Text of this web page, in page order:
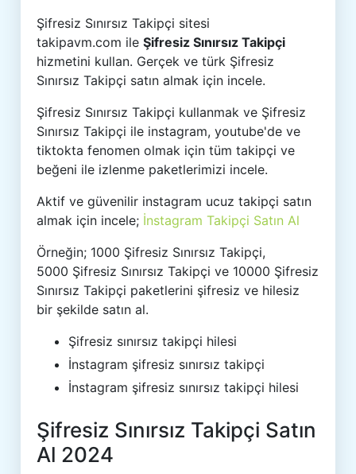
Şifresiz Sınırsız Takipçi sitesi
takipavm.com ileŞifresiz Sınırsız Takipçi
hizmetini kullan. Gerçek ve türk Şifresiz
Sınırsız Takipçi satın almak için incele.
Şifresiz Sınırsız Takipçi kullanmak ve Şifresiz
Sınırsız Takipçi ile instagram, youtube'de ve
tiktokta fenomen olmak için tüm takipçi ve
beğeni ile izlenme paketlerimizi incele.
Aktif ve güvenilir instagram ucuz takipçi satın
almak için incele; İnstagram Takipçi Satın Al
Örneğin; 1000 Şifresiz Sınırsız Takipçi,
5000 Şifresiz Sınırsız Takipçi ve 10000 Şifresiz
Sınırsız Takipçi paketlerini şifresiz ve hilesiz
bir şekilde satın al.
Şifresiz sınırsız takipçi hilesi
İnstagram şifresiz sınırsız takipçi
İnstagram şifresiz sınırsız takipçi hilesi
Şifresiz Sınırsız Takipçi Satın
Al 2024